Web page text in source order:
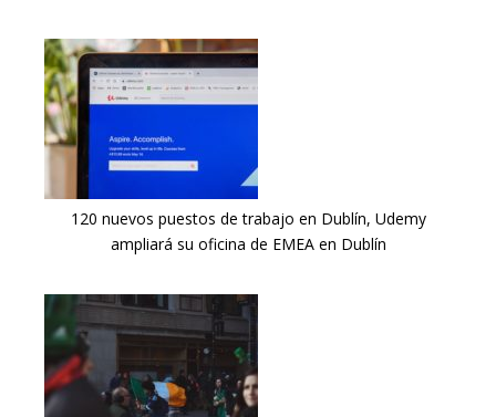
120 nuevos puestos de trabajo en Dublín, Udemy
ampliará su oficina de EMEA en Dublín